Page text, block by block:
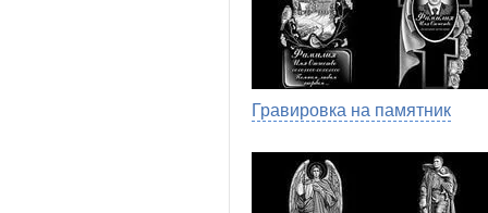
Гравировка на памятник